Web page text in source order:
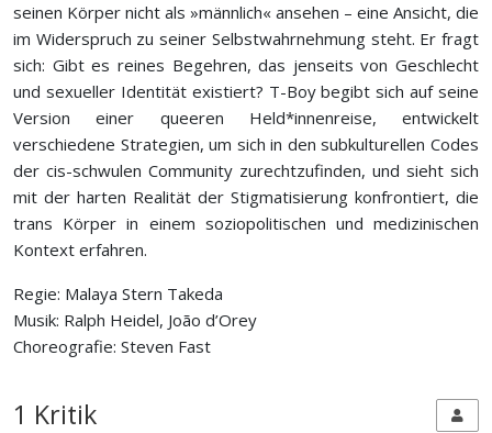
seinen Körper nicht als »männlich« ansehen – eine Ansicht, die
im Widerspruch zu seiner Selbstwahrnehmung steht. Er fragt
sich: Gibt es reines Begehren, das jenseits von Geschlecht
und sexueller Identität existiert? T-Boy begibt sich auf seine
Version einer queeren Held*innenreise, entwickelt
verschiedene Strategien, um sich in den subkulturellen Codes
der cis-schwulen Community zurechtzufinden, und sieht sich
mit der harten Realität der Stigmatisierung konfrontiert, die
trans Körper in einem soziopolitischen und medizinischen
Kontext erfahren.
Regie: Malaya Stern Takeda
Musik: Ralph Heidel, João d’Orey
Choreografie: Steven Fast
1 Kritik